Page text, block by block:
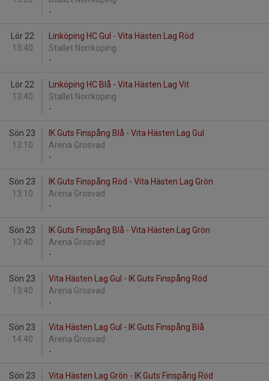
-
Lör 22
13:40
Linköping HC Gul - Vita Hästen Lag Röd
Stallet Norrköping
-
Lör 22
13:40
Linköping HC Blå - Vita Hästen Lag Vit
Stallet Norrköping
-
Sön 23
13:10
IK Guts Finspång Blå - Vita Hästen Lag Gul
Arena Grosvad
-
Sön 23
13:10
IK Guts Finspång Röd - Vita Hästen Lag Grön
Arena Grosvad
-
Sön 23
13:40
IK Guts Finspång Blå - Vita Hästen Lag Grön
Arena Grosvad
-
Sön 23
13:40
Vita Hästen Lag Gul - IK Guts Finspång Röd
Arena Grosvad
-
Sön 23
14:40
Vita Hästen Lag Gul - IK Guts Finspång Blå
Arena Grosvad
-
Sön 23
Vita Hästen Lag Grön - IK Guts Finspång Röd